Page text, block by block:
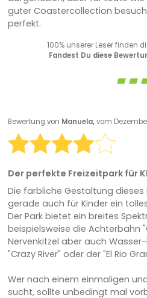
guter Coastercollection
perfekt.
100% unserer Leser finden
Fandest Du diese
Bewertung von Manuela,vom
Der perfekte Freizeitpark für
Die farbliche Gestaltung dieses
gerade auch für Kinder ein
Der Park bietet ein breites
beispielsweise die Achterbahn
Nervenkitzel aber auch
"Crazy River" oder der "El Rio
Wer nach einem einmaligen
sucht, sollte unbedingt mal